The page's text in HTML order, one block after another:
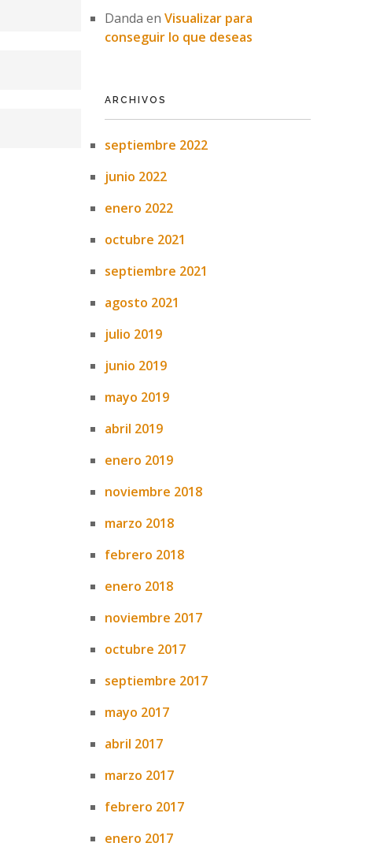
Danda en Visualizar para
conseguir lo que deseas
ARCHIVOS
septiembre 2022
junio 2022
enero 2022
octubre 2021
septiembre 2021
agosto 2021
julio 2019
junio 2019
mayo 2019
abril 2019
enero 2019
noviembre 2018
marzo 2018
febrero 2018
enero 2018
noviembre 2017
octubre 2017
septiembre 2017
mayo 2017
abril 2017
marzo 2017
febrero 2017
enero 2017